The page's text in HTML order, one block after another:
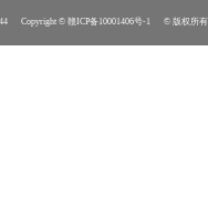
Copyright © 赣ICP备10001406号-1 © 版权所